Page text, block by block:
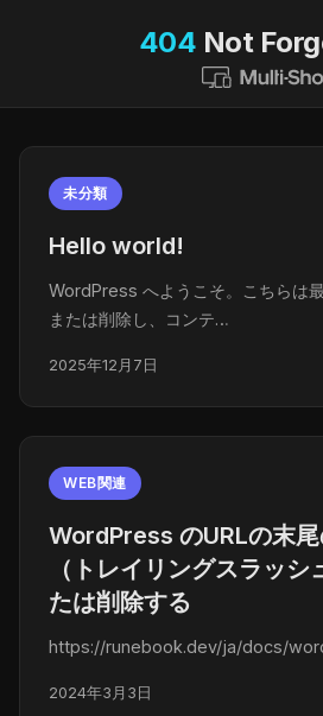
404 Not
未分類
Hello world!
WordPress へようこそ。こちらは
または削除し、コンテ…
2025年12月7日
WEB関連
WordPress のURLの末
（トレイリングスラッシ
たは削除する
https://runebook.dev/ja/docs/
2024年3月3日